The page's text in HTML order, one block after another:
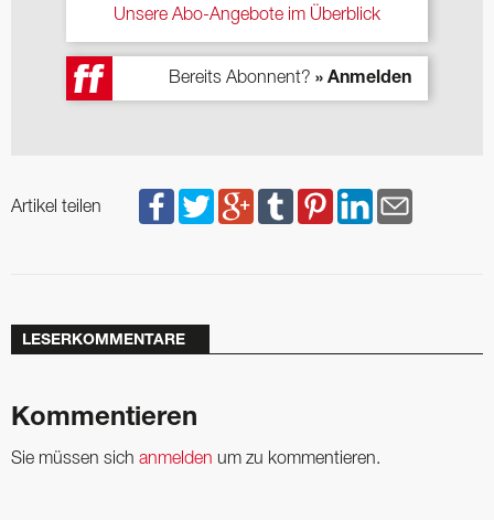
Unsere Abo-Angebote im Überblick
Bereits Abonnent? » Anmelden
Artikel teilen
LESERKOMMENTARE
Kommentieren
Sie müssen sich anmelden um zu kommentieren.